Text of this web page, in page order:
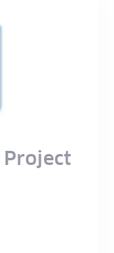
Project